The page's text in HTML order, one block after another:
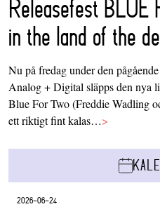
Releasefest BLUE
in the land of the
Nu på fredag under den
Analog + Digital släpps den nya
Blue For Two (Freddie Wadling
ett riktigt fint kalas…>
2026-06-24